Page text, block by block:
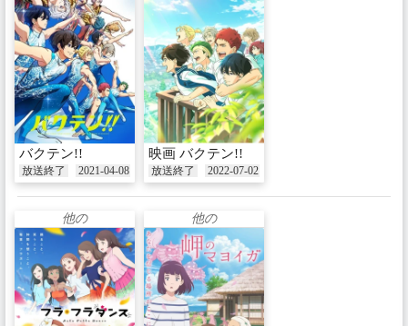
バクテン!!
放送終了 2021-04-08
映画 バクテン!!
放送終了 2022-07-02
他の 他の